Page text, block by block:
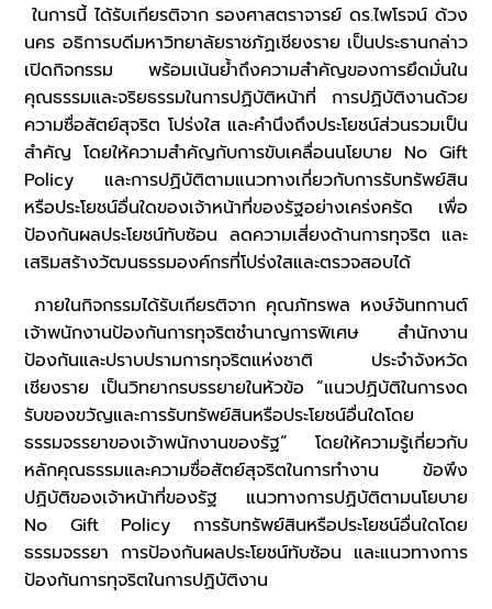
ในการนี้ ได้รับเกียรติจาก รองศาสตราจารย์ ดร.ไพโรจน์ ด้วง
นคร อธิการบดีมหาวิทยาลัยราชภัฏเชียงราย เป็นประธานกล่าว
เปิดกิจกรรม พร้อมเน้นย้ำถึงความสำคัญของการยึดมั่นใน
คุณธรรมและจริยธรรมในการปฏิบัติหน้าที่ การปฏิบัติงานด้วย
ความซื่อสัตย์สุจริต โปร่งใส และคำนึงถึงประโยชน์ส่วนรวมเป็น
สำคัญ โดยให้ความสำคัญกับการขับเคลื่อนนโยบาย No Gift
Policy และการปฏิบัติตามแนวทางเกี่ยวกับการรับทรัพย์สิน
หรือประโยชน์อื่นใดของเจ้าหน้าที่ของรัฐอย่างเคร่งครัด เพื่อ
ป้องกันผลประโยชน์ทับซ้อน ลดความเสี่ยงด้านการทุจริต และ
เสริมสร้างวัฒนธรรมองค์กรที่โปร่งใสและตรวจสอบได้
ภายในกิจกรรมได้รับเกียรติจาก คุณภัทรพล หงษ์จันทกานต์
เจ้าพนักงานป้องกันการทุจริตชำนาญการพิเศษ สำนักงาน
ป้องกันและปราบปรามการทุจริตแห่งชาติ ประจำจังหวัด
เชียงราย เป็นวิทยากรบรรยายในหัวข้อ “แนวปฏิบัติในการงด
รับของขวัญและการรับทรัพย์สินหรือประโยชน์อื่นใดโดย
ธรรมจรรยาของเจ้าพนักงานของรัฐ” โดยให้ความรู้เกี่ยวกับ
หลักคุณธรรมและความซื่อสัตย์สุจริตในการทำงาน ข้อพึง
ปฏิบัติของเจ้าหน้าที่ของรัฐ แนวทางการปฏิบัติตามนโยบาย
No Gift Policy การรับทรัพย์สินหรือประโยชน์อื่นใดโดย
ธรรมจรรยา การป้องกันผลประโยชน์ทับซ้อน และแนวทางการ
ป้องกันการทุจริตในการปฏิบัติงาน